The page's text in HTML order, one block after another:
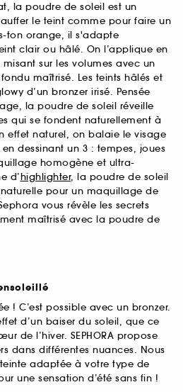
la poudre de soleil est un
le teint comme pour faire un
ton orange, il s'adapte
clair ou hâlé. On l’applique en
sur les volumes avec un
maîtrisé. Les teints hâlés et
d’un bronzer irisé. Pensée
la poudre de soleil réveille
qui se fondent naturellement à
effet naturel, on balaie le visage
dessinant un 3 : tempes, joues
homogène et ultra-
d’highlighter, la poudre de soleil
pour un maquillage de
vous révèle les secrets
maîtrisé avec la poudre de
! C’est possible avec un bronzer.
d’un baiser du soleil, que ce
de l’hiver. SEPHORA propose
dans différentes nuances. Nous
adaptée à votre type de
une sensation d’été sans fin !